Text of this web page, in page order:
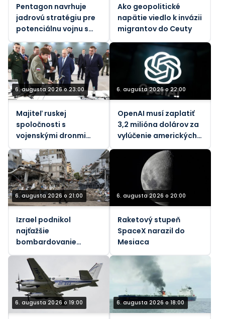
Pentagon navrhuje
jadrovú stratégiu pre
potenciálnu vojnu s
Ruskom a Čínou – NBC
Ako geopolitické
napätie viedlo k invázii
migrantov do Ceuty
6. augusta 2026 o 23:00
Majiteľ ruskej
spoločnosti s
vojenskými dronmi
bomby v aute
6. augusta 2026 o 22:00
OpenAI musí zaplatiť
3,2 milióna dolárov za
vylúčenie amerických
6. augusta 2026 o 21:00
Izrael podnikol
najťažšie
bombardovanie
Libanonu od júnového
prímeria (VIDEÁ)
6. augusta 2026 o 20:00
Raketový stupeň
SpaceX narazil do
Mesiaca
6. augusta 2026 o 19:00 6. augusta 2026 o 18:00